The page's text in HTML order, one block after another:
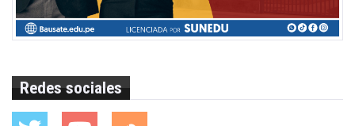
Redes sociales